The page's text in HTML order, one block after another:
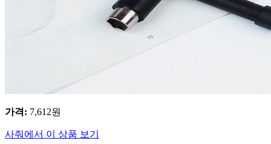
가격: 7,612원
사줘에서 이 상품 보기